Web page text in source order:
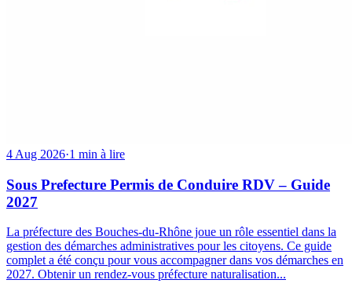
4 Aug 2026·1 min à lire
Sous Prefecture Permis de Conduire RDV – Guide
2027
La préfecture des Bouches-du-Rhône joue un rôle essentiel dans la
gestion des démarches administratives pour les citoyens. Ce guide
complet a été conçu pour vous accompagner dans vos démarches en
2027. Obtenir un rendez-vous préfecture naturalisation...